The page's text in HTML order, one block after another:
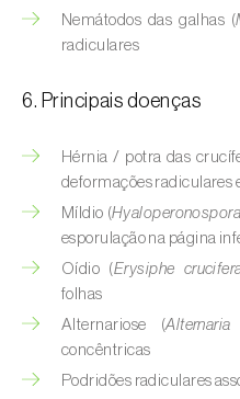
Buxo (Buxus
Cajueiro (Anacardium
Cana-de-açúcar (
Cânhamo / Canábis (
Carambola (
Nemátodos das galhas (
radiculares
6. Principais doenças
Hérnia / potra das
deformações radiculares
Míldio (
esporulação na página
Oídio (Erysiphe
folhas
Alternariose (
concêntricas
Podridões radiculares